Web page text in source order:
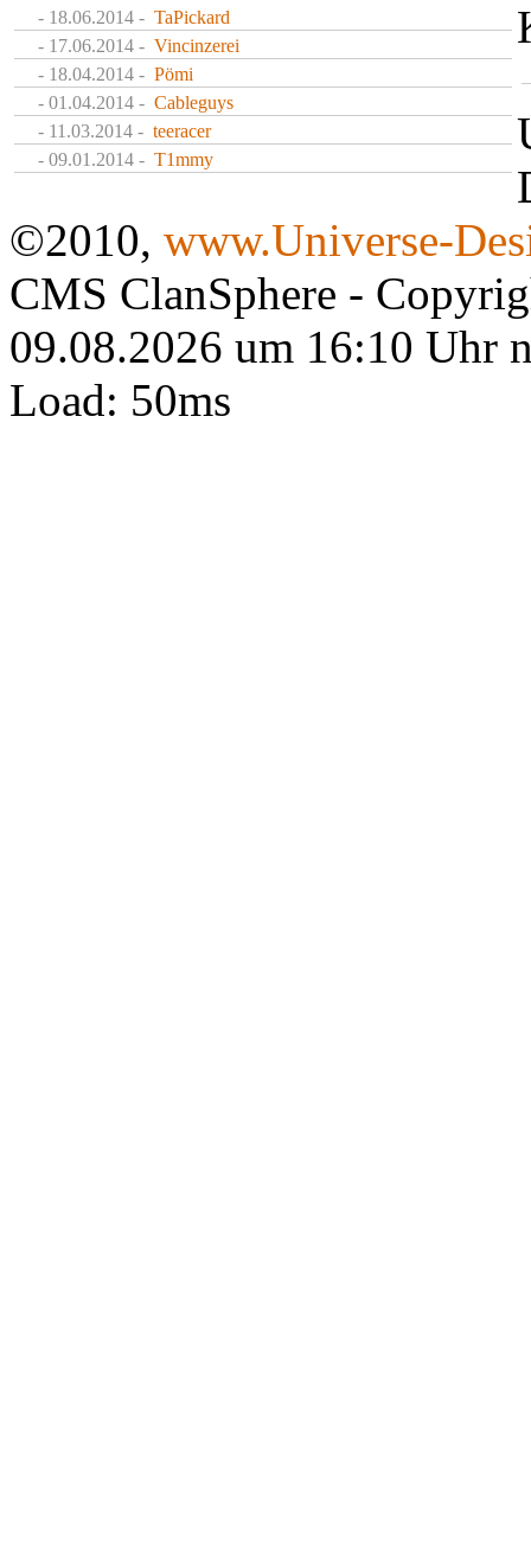
- 18.06.2014 - TaPickard
- 17.06.2014 - Vincinzerei
- 18.04.2014 - Pömi
- 01.04.2014 - Cableguys
- 11.03.2014 - teeracer
- 09.01.2014 - T1mmy
©2010, www.Universe-
CMS ClanSphere -
09.08.2026 um 16:10 Uhr
Load: 50ms